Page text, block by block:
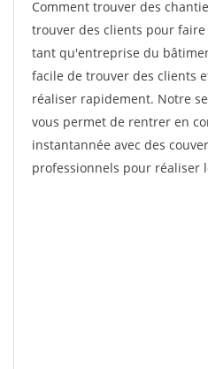
Comment trouver des
trouver des clients pour faire
tant qu'entreprise du
facile de trouver des clients
réaliser rapidement. Notre
vous permet de rentrer en
instantannée avec des
professionnels pour réaliser